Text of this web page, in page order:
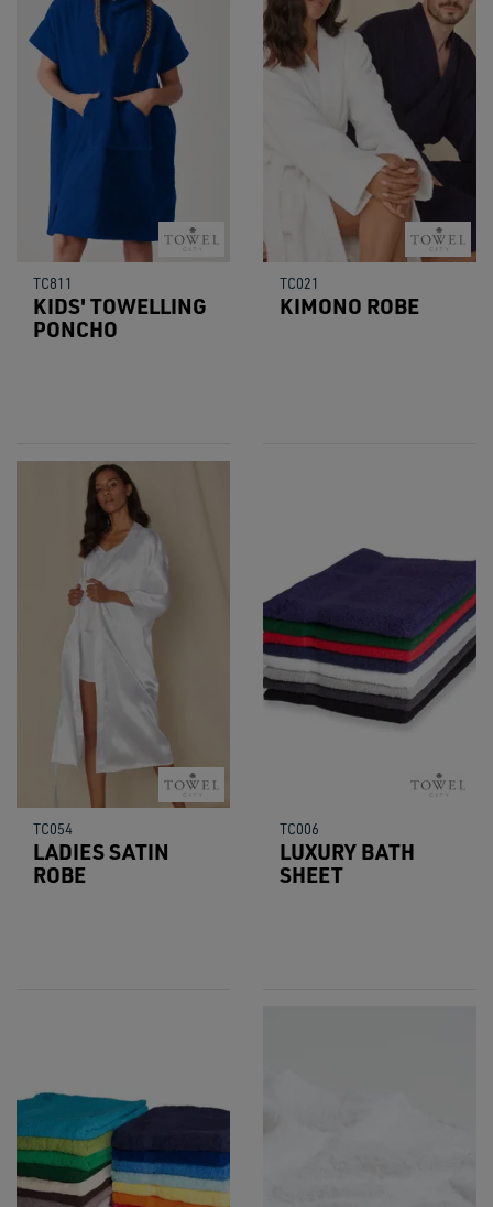
TC811
KIDS' TOWELLING
PONCHO
TC021
KIMONO ROBE
TC054
LADIES SATIN
ROBE
TC006
LUXURY BATH
SHEET